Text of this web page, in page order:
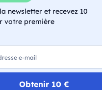
newsletter et recevez 10
votre première
Obtenir 10 €